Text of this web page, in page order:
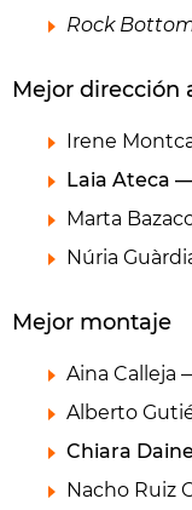
Rock
Mejor dirección
Irene
Laia Ateca
Marta
Núria
Mejor montaje
Aina Calleja
Alberto
Chiara
Nacho Ruiz